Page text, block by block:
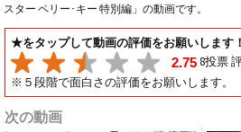
スター ペリー･キー 特別編」の動画です。
★をタップして動画の評価をお願いします！
2.758投票
※５段階で面白さの評価をお願いします。
次の動画